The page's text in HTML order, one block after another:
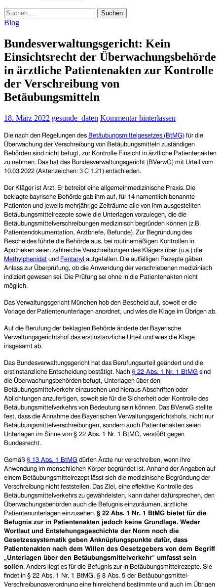
Suchen
nach:
Blog
Bundesverwaltungsgericht: Kein
Einsichtsrecht der Überwachungsbehörde
in ärztliche Patientenakten zur Kontrolle
der Verschreibung von
Betäubungsmitteln
18. März 2022 gesunde_daten Kommentar hinterlassen
Die nach den Regelungen des Betäubungsmittelgesetzes (BtMG) für die
Überwachung der Verschreibung von Betäubungsmitteln zuständigen
Behörden sind nicht befugt, zur Kontrolle Einsicht in ärztliche Patientenakten
zu nehmen. Das hat das Bundesverwaltungsgericht (BVerwG) mit Urteil vom
10.03.2022 (Aktenzeichen: 3 C 1.21) entschieden.
Der Kläger ist Arzt. Er betreibt eine allgemeinmedizinische Praxis. Die
beklagte bayrische Behörde gab ihm auf, für 14 namentlich benannte
Patienten und jeweils mehrjährige Zeiträume alle von ihm ausgestellten
Betäubungsmittelrezepte sowie die Unterlagen vorzulegen, die die
Betäubungsmittelverschreibungen medizinisch begründen können (z.B.
Patientendokumentation, Arztbriefe, Befunde). Zur Begründung des
Bescheides führte die Behörde aus, bei routinemäßigen Kontrollen in
Apotheken seien zahlreiche Verschreibungen des Klägers über (u.a.) die
Methylphenidat und Fentanyl aufgefallen. Die auffälligen Rezepte gäben
Anlass zur Überprüfung, ob die Anwendung der verschriebenen medizinisch
indiziert gewesen sei. Die Prüfung sei ohne in die Patientenakten nicht
möglich.
Das Verwaltungsgericht München hob den Bescheid auf, soweit er die
Vorlage der Patientenunterlagen anordnet, und wies die Klage im Übrigen ab.
Auf die Berufung der beklagten Behörde änderte der Bayerische
Verwaltungsgerichtshof das erstinstanzliche Urteil und wies die Klage
insgesamt ab.
Das Bundesverwaltungsgericht hat das Berufungsurteil geändert und die
erstinstanzliche Entscheidung bestätigt. Nach § 22 Abs. 1 Nr. 1 BtMG sind
die Überwachungsbehörden befugt, Unterlagen über den
Betäubungsmittelverkehr einzusehen und hieraus Abschriften oder
Ablichtungen anzufertigen, soweit sie für die Sicherheit oder Kontrolle des
Betäubungsmittelverkehrs von Bedeutung sein können. Das BVerwG stellte
fest, dass die Annahme des Bayerischen Verwaltungsgerichtshofs, nicht nur
Betäubungsmittelverschreibungen, sondern auch Patientenakten seien
Unterlagen im Sinne von § 22 Abs. 1 Nr. 1 BtMG, verstößt gegen
Bundesrecht.
Gemäß § 13 Abs. 1 BtMG dürfen Ärzte nur verschreiben, wenn ihre
Anwendung im menschlichen Körper begründet ist. Anhand der Angaben auf
einem Betäubungsmittelrezept lässt sich die medizinische Begründung der
Verschreibung nicht feststellen. Das Ziel, eine effektive Kontrolle des
Betäubungsmittelverkehrs zu gewährleisten, kann daher dafürsprechen, den
Überwachungsbehörden auch die Befugnis einzuräumen, ärztliche
Patientenunterlagen einzusehen. § 22 Abs. 1 Nr. 1 BtMG bietet für die
Befugnis zur in Patientenakten jedoch keine Grundlage. Weder
Wortlaut und Entstehungsgeschichte der Norm noch die
Gesetzessystematik geben Anknüpfungspunkte dafür, dass
Patientenakten nach dem Willen des Gesetzgebers von dem Begriff
„Unterlagen über den Betäubungsmittelverkehr“ umfasst sein
sollen. Anders liegt es für die Befugnis zur in Betäubungsmittelrezepte. Sie
findet in § 22 Abs. 1 Nr. 1 BtMG, § 8 Abs. 5 der Betäubungsmittel-
Verschreibungsverordnung eine hinreichend bestimmte und auch im Übrigen